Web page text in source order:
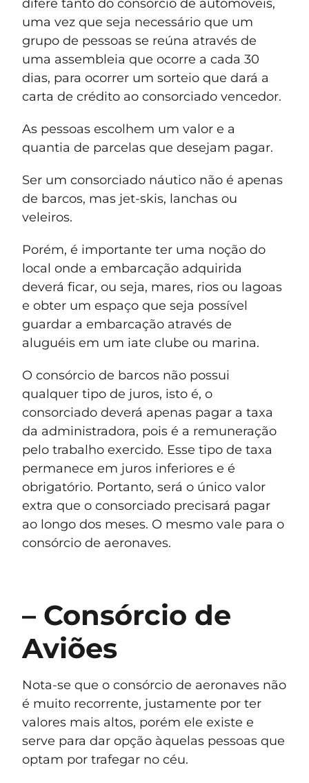
difere tanto do consórcio de automóveis,
uma vez que seja necessário que um
grupo de pessoas se reúna através de
uma assembleia que ocorre a cada 30
dias, para ocorrer um sorteio que dará a
carta de crédito ao consorciado vencedor.
As pessoas escolhem um valor e a
quantia de parcelas que desejam pagar.
Ser um consorciado náutico não é apenas
de barcos, mas jet-skis, lanchas ou
veleiros.
Porém, é importante ter uma noção do
local onde a embarcação adquirida
deverá ficar, ou seja, mares, rios ou lagoas
e obter um espaço que seja possível
guardar a embarcação através de
aluguéis em um iate clube ou marina.
O consórcio de barcos não possui
qualquer tipo de juros, isto é, o
consorciado deverá apenas pagar a taxa
da administradora, pois é a remuneração
pelo trabalho exercido. Esse tipo de taxa
permanece em juros inferiores e é
obrigatório. Portanto, será o único valor
extra que o consorciado precisará pagar
ao longo dos meses. O mesmo vale para o
consórcio de aeronaves.
– Consórcio de
Aviões
Nota-se que o consórcio de aeronaves não
é muito recorrente, justamente por ter
valores mais altos, porém ele existe e
serve para dar opção àquelas pessoas que
optam por trafegar no céu.